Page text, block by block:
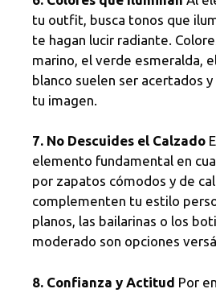
tu outfit, busca tonos que
te hagan lucir radiante.
marino, el verde esmeralda,
blanco suelen ser acertados
tu imagen.
7. No Descuides el Calzado
elemento fundamental en
por zapatos cómodos y de
complementen tu estilo
planos, las bailarinas o los
moderado son opciones
8. Confianza y Actitud Por